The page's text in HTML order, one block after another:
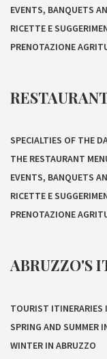
EVENTS, BANQUETS
RICETTE E
PRENOTAZIONE
SPECIALTIES OF THE
THE RESTAURANT
EVENTS, BANQUETS
RICETTE E
PRENOTAZIONE
ABRUZZO'S
TOURIST ITINERARIES
SPRING AND SUMMER
WINTER IN ABRUZZO